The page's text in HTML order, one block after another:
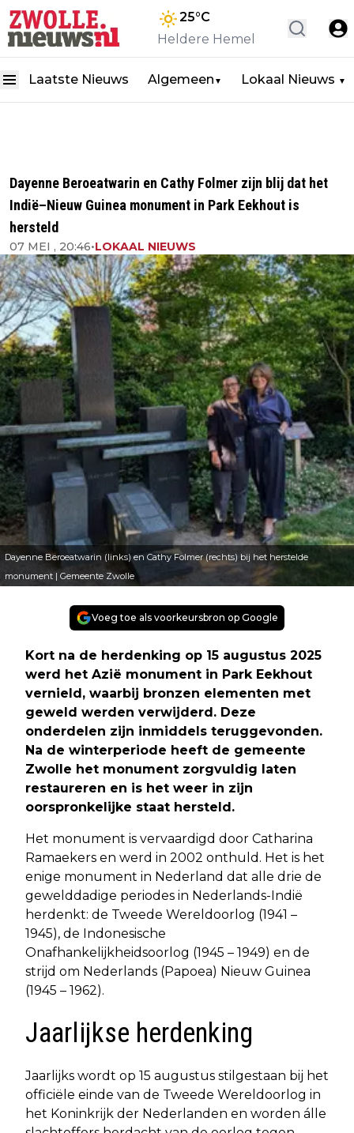
25°C
Heldere Hemel
Laatste Nieuws Algemeen ▼ Lokaal Nieuws ▼
Dayenne Beroeatwarin en Cathy Folmer zijn blij dat het
Indië–Nieuw Guinea monument in Park Eekhout is
hersteld
07 MEI , 20:46•LOKAAL NIEUWS
Dayenne Beroeatwarin (links) en Cathy Folmer (rechts) bij het herstelde
monument | Gemeente Zwolle
Voeg toe als voorkeursbron op Google
Kort na de herdenking op 15 augustus 2025
werd het Azië monument in Park Eekhout
vernield, waarbij bronzen elementen met
geweld werden verwijderd. Deze
onderdelen zijn inmiddels teruggevonden.
Na de winterperiode heeft de gemeente
Zwolle het monument zorgvuldig laten
restaureren en is het weer in zijn
oorspronkelijke staat hersteld.
Het monument is vervaardigd door Catharina
Ramaekers en werd in 2002 onthuld. Het is het
enige monument in Nederland dat alle drie de
gewelddadige periodes in Nederlands-Indië
herdenkt: de Tweede Wereldoorlog (1941 –
1945), de Indonesische
Onafhankelijkheidsoorlog (1945 – 1949) en de
strijd om Nederlands (Papoea) Nieuw Guinea
(1945 – 1962).
Jaarlijkse herdenking
Jaarlijks wordt op 15 augustus stilgestaan bij het
officiële einde van de Tweede Wereldoorlog in
het Koninkrijk der Nederlanden en worden álle